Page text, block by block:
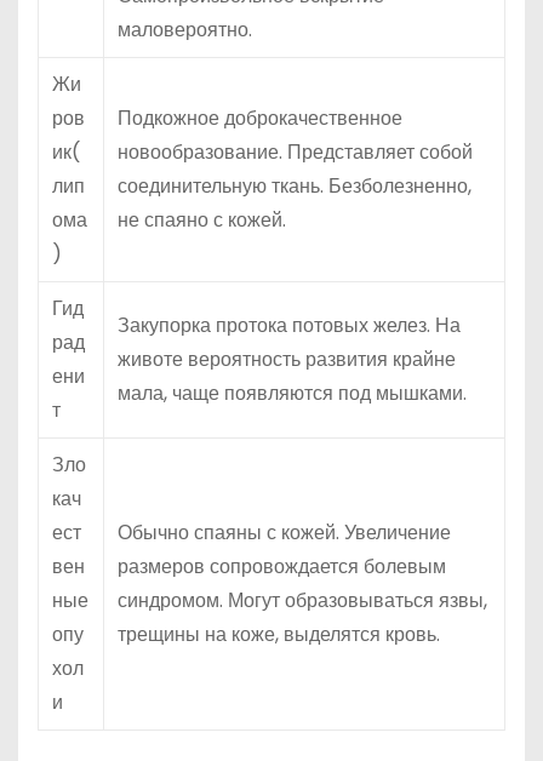
маловероятно.
Жи
ров
ик(
лип
ома
)
Подкожное доброкачественное
новообразование. Представляет собой
соединительную ткань. Безболезненно,
не спаяно с кожей.
Гид
рад
ени
т
Закупорка протока потовых желез. На
животе вероятность развития крайне
мала, чаще появляются под мышками.
Зло
кач
ест
вен
ные
опу
хол
и
Обычно спаяны с кожей. Увеличение
размеров сопровождается болевым
синдромом. Могут образовываться язвы,
трещины на коже, выделятся кровь.